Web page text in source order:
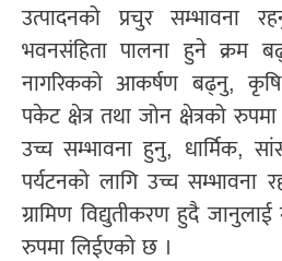
उत्पादनको प्रचुर सम्भावना
भवनसंहिता पालना हुने क्रम
नागरिकको आकर्षण बढ्नु, कृषि
पकेट क्षेत्र तथा जोन क्षेत्रको
उच्च सम्भावना हुनु, धार्मिक,
पर्यटनको लागि उच्च सम्भावना
ग्रामिण विद्युतीकरण हुदै
रुपमा लिईएको छ ।